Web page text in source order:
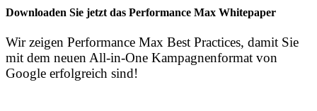
Downloaden Sie jetzt das Performance Max Whitepaper
Wir zeigen Performance Max Best Practices, damit Sie
mit dem neuen All-in-One Kampagnenformat von
Google erfolgreich sind!